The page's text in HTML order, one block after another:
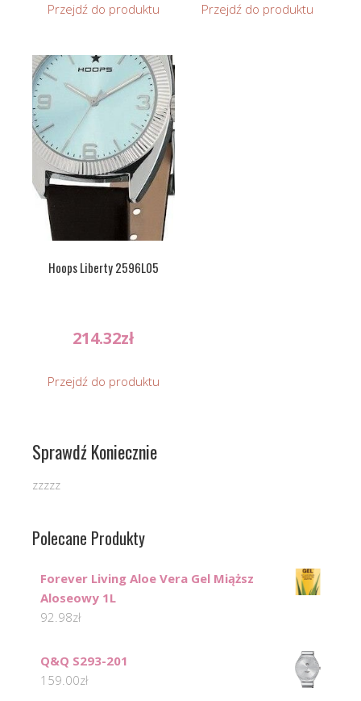
Przejdź do produktu Przejdź do produktu
Hoops Liberty 2596L05
214.32zł
Przejdź do produktu
Sprawdź Koniecznie
zzzzz
Polecane Produkty
Forever Living Aloe Vera Gel Miąższ
Aloseowy 1L
92.98zł
Q&Q S293-201
159.00zł